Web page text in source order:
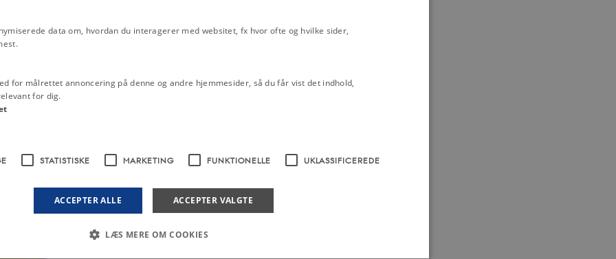
”2 nye anholdelser i sagen om homoseksuel
Lighedskrav", 1887
"En sidste Udluftning", Georg Brandes’
1887
Lighedskrav. Artikel i Morgenbladet, 4.
data om, hvordan du interagerer med websitet, fx hvor ofte og hvilke sider,
for målrettet annoncering på denne og andre hjemmesider, så du får vist det indhold,
for dig.
STATISTISKE MARKETING FUNKTIONELLE UKLASSIFICEREDE
ACCEPTER ALLE ACCEPTER VALGTE
LÆS MERE OM COOKIES